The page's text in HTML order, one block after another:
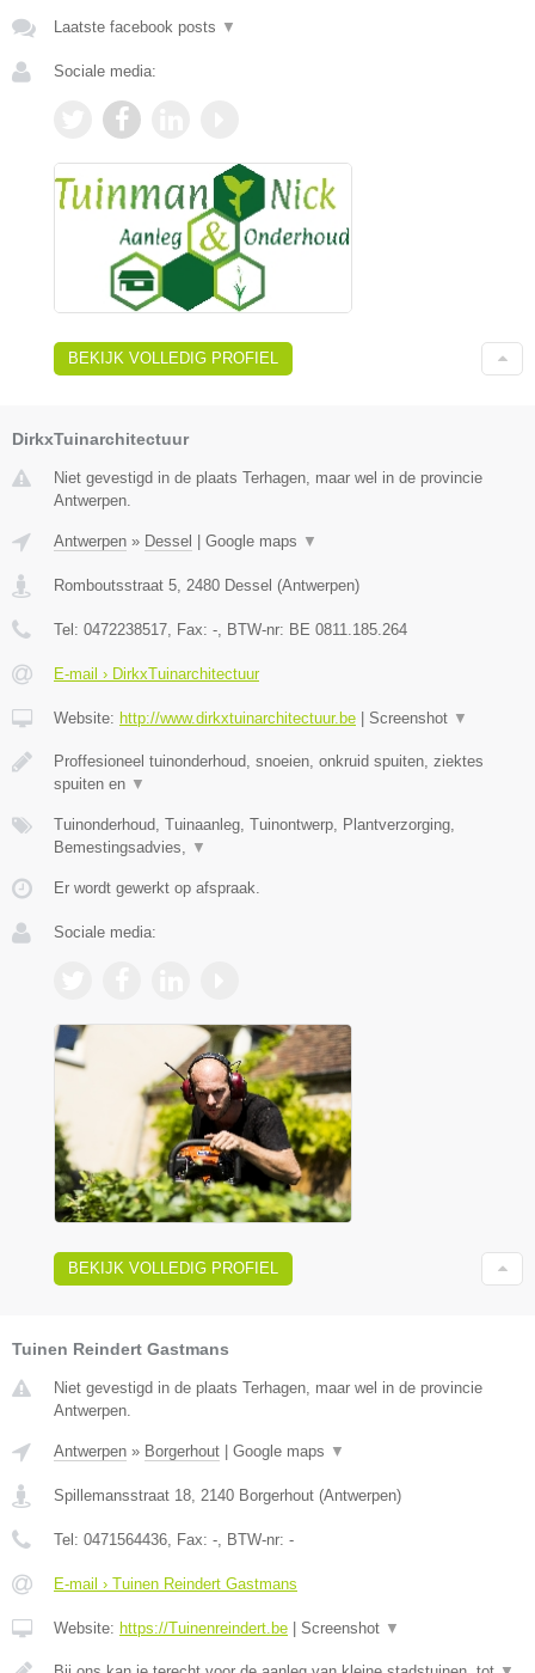
Laatste facebook posts ▼
Sociale media:
BEKIJK VOLLEDIG PROFIEL
DirkxTuinarchitectuur
Niet gevestigd in de plaats Terhagen, maar wel in de provincie
Antwerpen.
Antwerpen » Dessel Google maps ▼
Romboutsstraat 5, 2480 Dessel (Antwerpen)
Tel: 0472238517, Fax: -, BTW-nr: BE 0811.185.264
E-mail › DirkxTuinarchitectuur
Website: http://www.dirkxtuinarchitectuur.be Screenshot ▼
Proffesioneel tuinonderhoud, snoeien, onkruid spuiten, ziektes
spuiten en ▼
Tuinonderhoud, Tuinaanleg, Tuinontwerp, Plantverzorging,
Bemestingsadvies, ▼
Er wordt gewerkt op afspraak.
Sociale media:
BEKIJK VOLLEDIG PROFIEL
Tuinen Reindert Gastmans
Niet gevestigd in de plaats Terhagen, maar wel in de provincie
Antwerpen.
Antwerpen » Borgerhout | Google maps ▼
Spillemansstraat 18 2140 Borgerhout (Antwerpen)
Tel: 0471564436 , Fax: - , BTW-nr: -
E-mail › Tuinen Reindert Gastmans
Website: https://Tuinenreindert.be | Screenshot ▼